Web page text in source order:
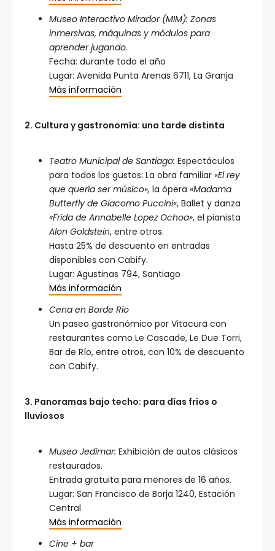
Museo Interactivo Mirador (MIM): Zonas
inmersivas, máquinas y módulos para
aprender jugando.
Fecha: durante todo el año
Lugar: Avenida Punta Arenas 6711, La Granja
Más información
2. Cultura y gastronomía: una tarde distinta
Teatro Municipal de Santiago: Espectáculos
para todos los gustos: La obra familiar «El rey
que quería ser músico», la ópera «Madama
Butterfly de Giacomo Puccini«, Ballet y danza
«Frida de Annabelle Lopez Ochoa», el pianista
Alon Goldstein, entre otros.
Hasta 25% de descuento en entradas
disponibles con Cabify.
Lugar: Agustinas 794, Santiago
Más información
Cena en Borde Río
Un paseo gastronómico por Vitacura con
restaurantes como Le Cascade, Le Due Torri,
Bar de Río, entre otros, con 10% de descuento
con Cabify.
3. Panoramas bajo techo: para días fríos o
lluviosos
Museo Jedimar: Exhibición de autos clásicos
restaurados.
Entrada gratuita para menores de 16 años.
Lugar: San Francisco de Borja 1240, Estación
Central
Más información
Cine + bar